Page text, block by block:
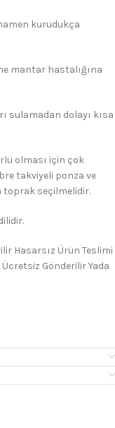
kurudukça
mantar hastalığına
sulamadan dolayı kısa
olması için çok
takviyeli ponza ve
toprak seçilmelidir.
Hasarsız Ürün Teslimi
Gönderilir Yada